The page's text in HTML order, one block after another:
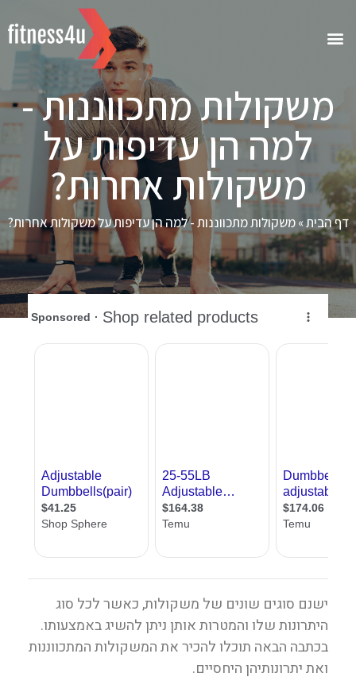
משקולות מתכווננות -‏
למה הן עדיפות על
משקולות אחרות?
דף הבית»משקולות מתכווננות -‏ למה הן עדיפות על משקולות אחרות?
ישנם סוגים שונים של משקולות, כאשר לכל סוג
היתרונות שלו והמטרות אותן ניתן להשיג באמצעותו.
בכתבה הבאה תוכלו להכיר את המשקולות המתכווננות
ואת יתרונותיהן היחסיים.